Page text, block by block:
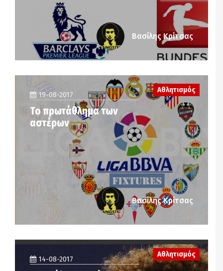
Βασίλης Κρίτσας
19-08-2017
Το πρωτάθλημα των
αστέρων
Αθλητισμός
Βασίλης Κρίτσας
14-08-2017
Αθλητισμός